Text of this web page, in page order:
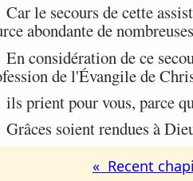
Car le secours de cette
abondante de
En considération de ce
de l'Évangile de
ils prient pour vous, parce
Grâces soient rendues à
« Recent